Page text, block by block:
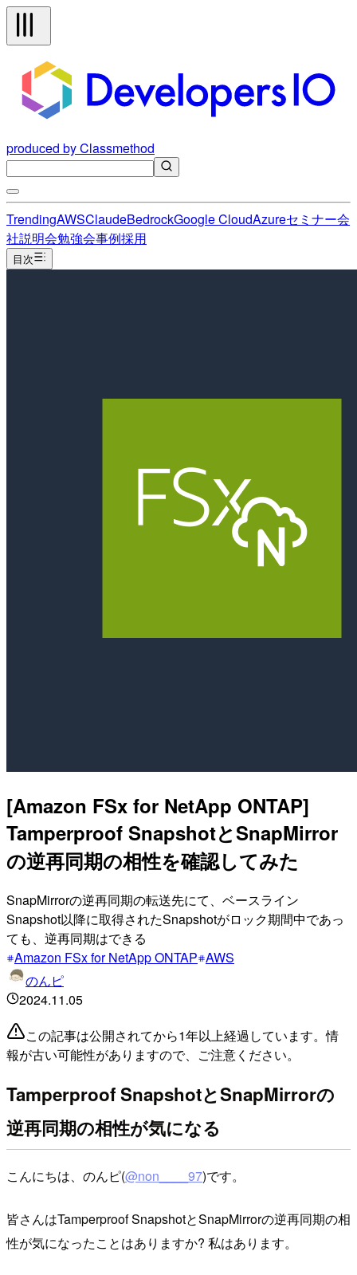
produced by Classmethod
TrendingAWSClaudeBedrockGoogle CloudAzureセミナー会
社説明会勉強会事例採用
目次
[Amazon FSx for NetApp ONTAP]
Tamperproof SnapshotとSnapMirror
の逆再同期の相性を確認してみた
SnapMirrorの逆再同期の転送先にて、ベースライン
Snapshot以降に取得されたSnapshotがロック期間中であっ
ても、逆再同期はできる
Amazon FSx for NetApp ONTAP AWS
のんピ
2024.11.05
この記事は公開されてから1年以上経過しています。情
報が古い可能性がありますので、ご注意ください。
Tamperproof SnapshotとSnapMirrorの
逆再同期の相性が気になる
こんにちは、のんピ(@non____97)です。
皆さんはTamperproof SnapshotとSnapMirrorの逆再同期の相
性が気になったことはありますか? 私はあります。